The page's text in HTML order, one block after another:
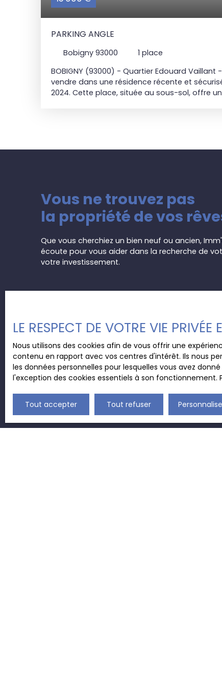
PARKING ANGLE
Bobigny 93000 1 place
BOBIGNY (93000) - Quartier Edouard Vaillant
vendre dans une résidence récente et
2024. Cette place, située au sous-sol, offre
Vous ne trouvez pas
la propriété de vos
Que vous cherchiez un bien neuf ou ancien,
écoute pour vous aider dans la recherche de
votre investissement.
LE RESPECT DE VOTRE VIE
Nous utilisons des cookies afin de vous offrir une
contenu en rapport avec vos centres d'intérêt. Ils nous
les données personnelles pour lesquelles vous avez
l'exception des cookies essentiels à son fonctionnement.
Tout accepter Tout refuser